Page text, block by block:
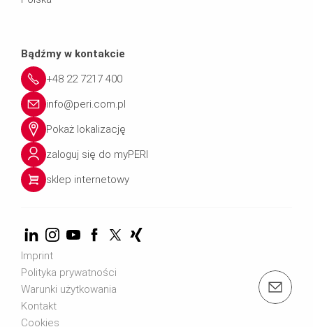
mail: handset-alpha@peri.com.pl
Bądźmy w kontakcie
+48 22 7217 400
info@peri.com.pl
Pokaż lokalizację
zaloguj się do myPERI
sklep internetowy
Imprint
Polityka prywatności
Warunki użytkowania
Kontakt
Cookies